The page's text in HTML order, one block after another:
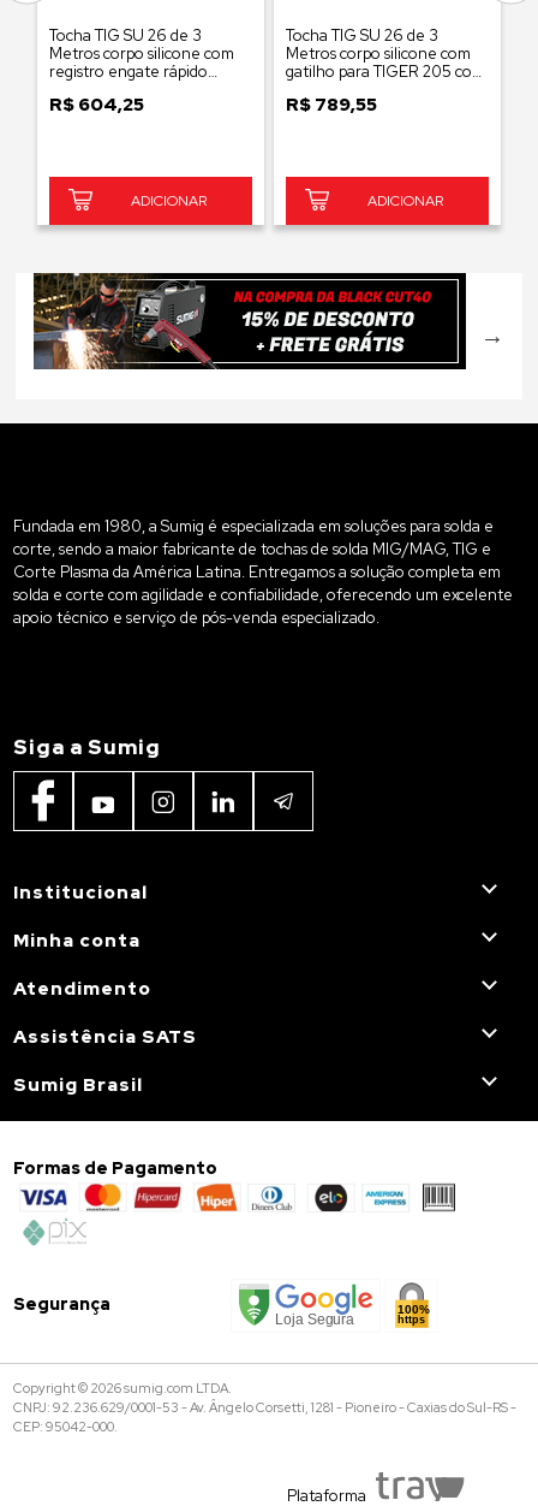
Tocha TIG SU 26 de 3
Metros corpo silicone com
registro engate rápido
R$ 604,25
ADICIONAR
Tocha TIG SU 26 de 3
Metros corpo silicone com
gatilho para TIGER 205 com
frequência HF (high
R$ 789,55
ADICIONAR
Fundada em 1980, a Sumig é especializada em soluções para solda e
corte, sendo a maior fabricante de tochas de solda MIG/MAG, TIG e
Corte Plasma da América Latina. Entregamos a solução completa em
solda e corte com agilidade e confiabilidade, oferecendo um excelente
apoio técnico e serviço de pós-venda especializado.
Siga a Sumig
Institucional
Minha conta
Atendimento
Assistência SATS
Sumig Brasil
Formas de Pagamento
Segurança
Copyright © 2026 sumig.com LTDA.
CNPJ: 92.236.629/0001-53 - Av. Ângelo Corsetti, 1281 - Pioneiro - Caxias do Sul-RS -
CEP: 95042-000.
Plataforma